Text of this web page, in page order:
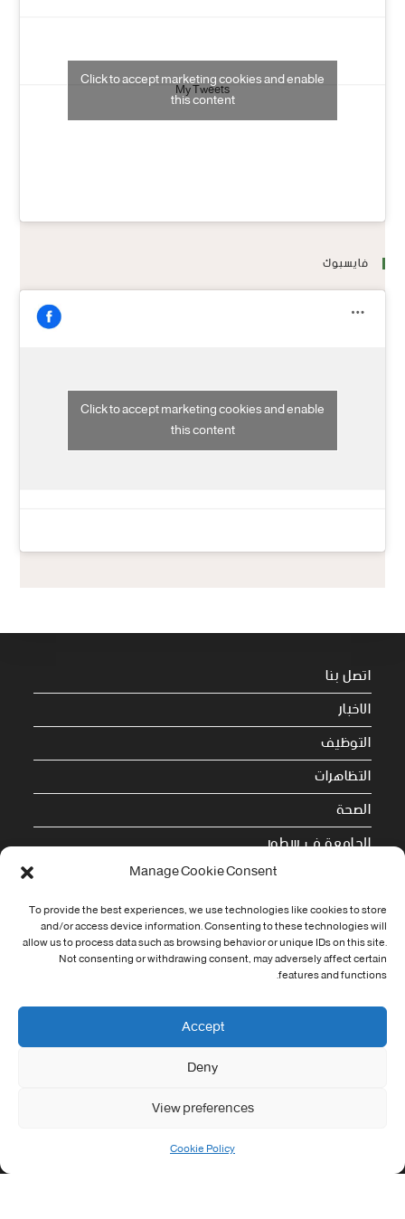
Manage Cookie Consent
To provide the best experiences, we use technologies like cookies to store
and/or access device information. Consenting to these technologies will
allow us to process data such as browsing behavior or unique IDs on this site.
Not consenting or withdrawing consent, may adversely affect certain
features and functions.
Accept
Deny
View preferences
Cookie Policy
My Tweets
Click to accept marketing cookies and enable
this content
فايسبوك
Click to accept marketing cookies and enable
this content
اتصل بنا
الاخبار
التوظيف
التظاهرات
الصحة
الجامعة في سطور
Cookie Policy (EU)
معلومات الاتصال
Address:
جامعة العربي التبسي طريق قسنطينة - تبسة
contact@univ-tebessa.dz